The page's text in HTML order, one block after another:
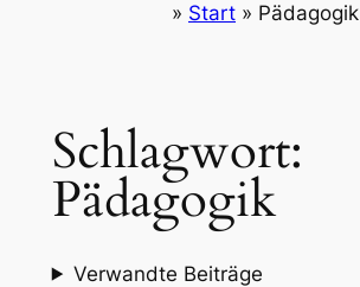
» Start » Pädagogik
Schlagwort:
Pädagogik
Verwandte Beiträge